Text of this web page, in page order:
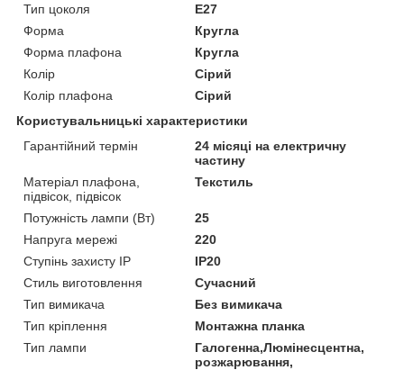
Тип цоколя
E27
Форма
Кругла
Форма плафона
Кругла
Колір
Сірий
Колір плафона
Сірий
Користувальницькі характеристики
Гарантійний термін
24 місяці на електричну
частину
Матеріал плафона,
підвісок, підвісок
Текстиль
Потужність лампи (Вт)
25
Напруга мережі
220
Ступінь захисту IP
IP20
Стиль виготовлення
Сучасний
Тип вимикача
Без вимикача
Тип кріплення
Монтажна планка
Тип лампи
Галогенна,Люмінесцентна,
розжарювання,